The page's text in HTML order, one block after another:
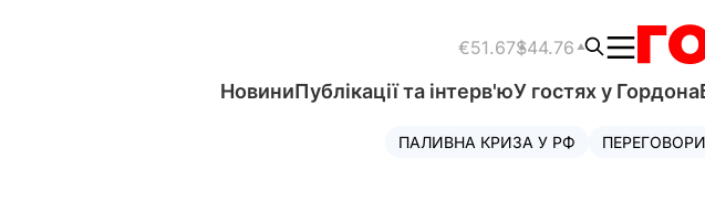
€51.67$44.76
НовиниПублікації та інтерв'юУ гостях у Гордона
ПАЛИВНА КРИЗА У РФ